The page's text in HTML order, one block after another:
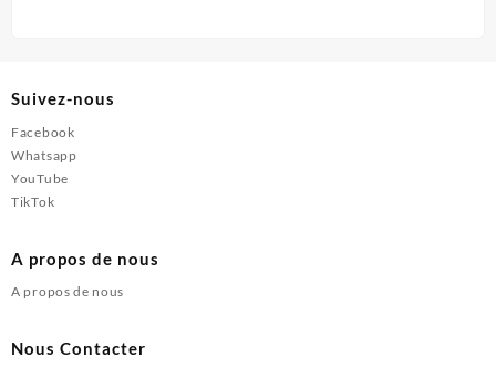
Suivez-nous
Facebook
Whatsapp
YouTube
TikTok
A propos de nous
A propos de nous
Nous Contacter